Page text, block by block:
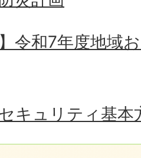
】令和7年度地域
キュリティ基